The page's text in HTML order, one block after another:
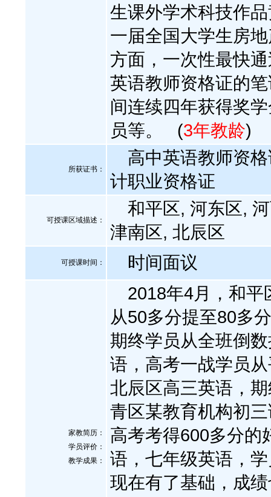
生课外学术科技作
一届全国大学生房
方面，一次性最快
英语教师资格证的
间连续四年获得奖
员等。
(3年教龄)
所获证书 ：
高中英语教师资格
计职业资格证
可授课区域描述：
和平区, 河东区,
津南区, 北辰区
可授课时间： 时间面议
家教简历：
学员评价：
教学成果：
2018年4月，和平
从50多分提至80多
期终学员从全班倒
语，高考一战学员
北辰区高三英语，
青区某教育机构初
高考考得600多分的
语，七年级英语，
现在有了基础，成